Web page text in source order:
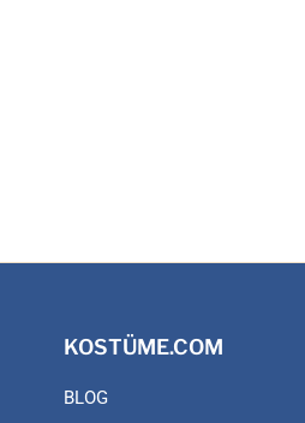
KOSTÜME.COM
BLOG